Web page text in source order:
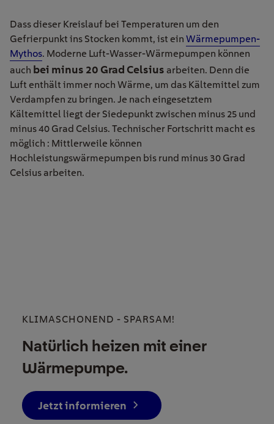
Dass dieser Kreislauf bei Temperaturen um den
Gefrierpunkt ins Stocken kommt, ist ein Wärmepumpen-
Mythos. Moderne Luft-Wasser-Wärmepumpen können
auch bei minus 20 Grad Celsius arbeiten. Denn die
Luft enthält immer noch Wärme, um das Kältemittel zum
Verdampfen zu bringen. Je nach eingesetztem
Kältemittel liegt der Siedepunkt zwischen minus 25 und
minus 40 Grad Celsius. Technischer Fortschritt macht es
möglich : Mittlerweile können
Hochleistungswärmepumpen bis rund minus 30 Grad
Celsius arbeiten.
KLIMASCHONEND - SPARSAM!
Natürlich heizen mit einer
Wärmepumpe.
Jetzt informieren